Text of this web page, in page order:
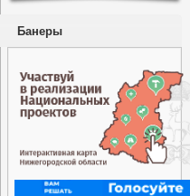
Банеры